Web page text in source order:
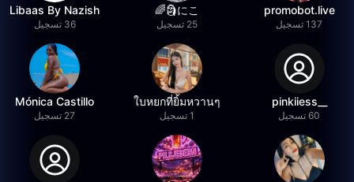
promobot.live
137 تسجيل
にこ🗿🌈
25 تسجيل
Libaas By Nazish
36 تسجيل
60 تسجيل
ใบหยกที่ยิ้มหวานๆ
1 تسجيل
Mónica Castillo
27 تسجيل